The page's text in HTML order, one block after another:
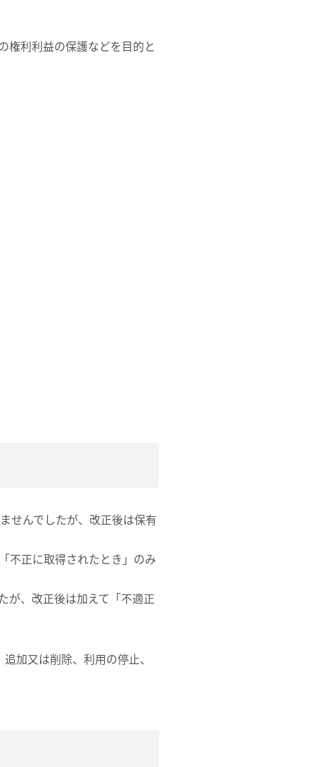
権利利益の保護などを目的と
せんでしたが、改正後は保有
不正に取得されたとき」のみ
が、改正後は加えて「不適正
加又は削除、利用の停止、